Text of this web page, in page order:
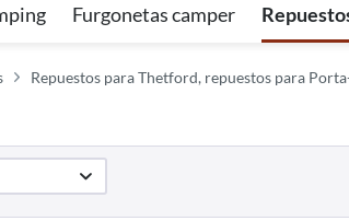
Furgonetas camper
Repuestos para Thetford, repuestos para